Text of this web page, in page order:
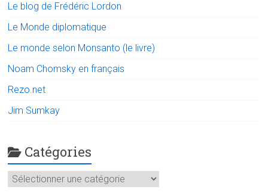
Le blog de Frédéric Lordon
Le Monde diplomatique
Le monde selon Monsanto (le livre)
Noam Chomsky en français
Rezo.net
Jim Sumkay
Catégories
Catégories